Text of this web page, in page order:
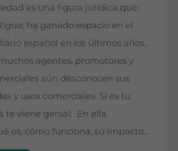
es una figura jurídica que,
ha ganado espacio en el
español en los últimos años.
agentes, promotores y
aún desconocen sus
y usos comerciales. Si es tu
te viene genial. En ella
es, cómo funciona, su impacto…